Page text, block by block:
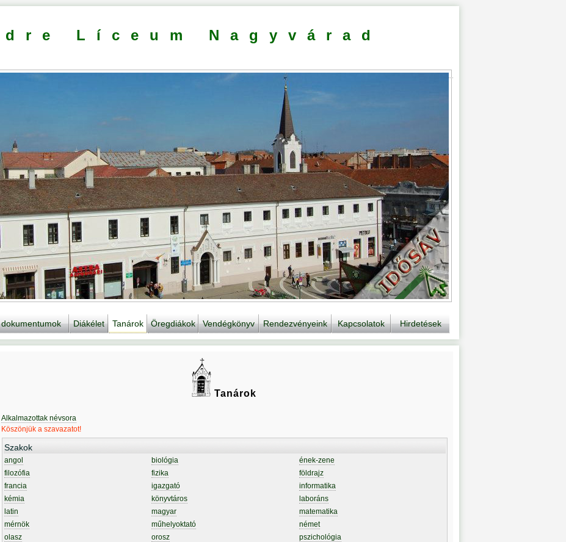
Líceum Nagyvárad
Diákélet Tanárok Öregdiákok Vendégkönyv Rendezvényeink Kapcsolatok Hirdetések
Tanárok
Alkalmazottak névsora
Köszönjük a szavazatot!
Szakok
angol biológia
ének-zene
filozófia
fizika
földrajz
francia
igazgató
informatika
kémia
könyvtáros
laboráns
latin
magyar
matematika
mérnök
műhelyoktató
német
olasz
orosz
pszichológia